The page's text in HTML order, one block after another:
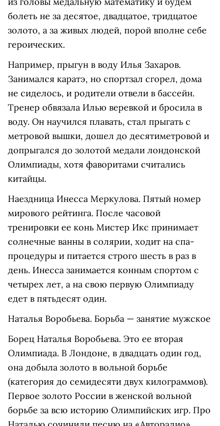
болеть не за десятое, двадцатое, тридцатое
золото, а за живых людей, порой вполне себе
героических.
Например, прыгун в воду Илья Захаров.
Занимался каратэ, но спортзал сгорел, дома
не сиделось, и родители отвели в бассейн.
Тренер обвязала Илью веревкой и бросила в
воду. Он научился плавать, стал прыгать с
метровой вышки, дошел до десятиметровой и
допрыгался до золотой медали лондонской
Олимпиады, хотя фаворитами считались
китайцы.
Наездница Инесса Меркулова. Пятый номер
мирового рейтинга. После часовой
тренировки ее конь Мистер Икс принимает
солнечные ванны в солярии, ходит на спа-
процедуры и питается строго шесть в раз в
день. Инесса занимается конным спортом с
четырех лет, а на свою первую Олимпиаду
едет в пятьдесят один.
Наталья Воробьева. Борьба — занятие мужское
Борец Наталья Воробьева. Это ее вторая
Олимпиада. В Лондоне, в двадцать один год,
она добыла золото в вольной борьбе
(категория до семидесяти двух килограммов).
Первое золото России в женской вольной
борьбе за всю историю Олимпийских игр. Про